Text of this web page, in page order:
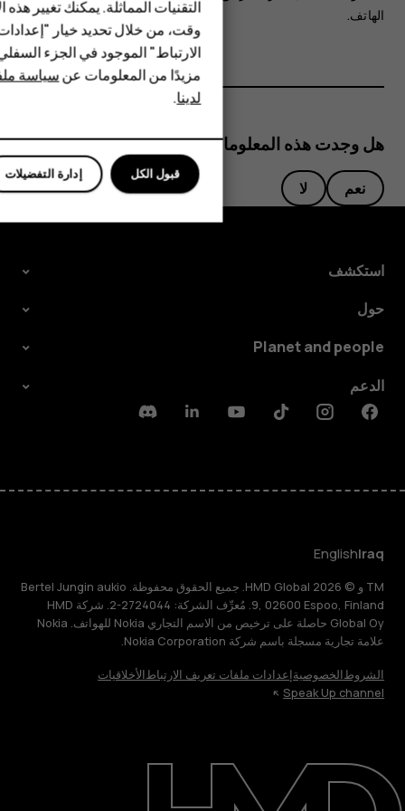
HMD DUB
HMD Watch
حول
الهاتف.
هل وجدت هذه المعلومات مفيدة؟
نعم لا
استكشف
حول
Planet and people
الدعم
Facebook
Instagram
Tiktok
Youtube
Linkedin
Discord
Iraq
English
TM و © 2026 HMD Global. جميع الحقوق محفوظة. Bertel Jungin aukio
9, 02600 Espoo, Finland. مُعرِّف الشركة: 2724044-2. شركة HMD
Global Oy حاصلة على ترخيص من الاسم التجاري Nokia للهواتف. Nokia
علامة تجارية مسجلة باسم شركة Nokia Corporation.
الشروطالخصوصيةإعدادات ملفات تعريف الارتباطالأخلاقيات
Speak Up channel
التقنيات المماثلة. يمكنك تغيير
وقت، من خلال تحديد خيار
الارتباط" الموجود في الجزء
مزيدًا من المعلومات عنسياسة
لدينا.
إدارة التفضيلات قبول الكل